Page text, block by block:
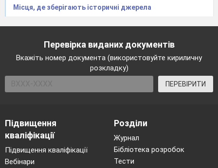
Місця, де зберігають історичні джерела
Перевірка виданих документів
Вкажіть номер документа (використовуйте кириличну
розкладку)
ПЕРЕВІРИТИ
Підвищення
кваліфікації
Підвищення кваліфікації
Вебінари
Розділи
Журнал
Бібліотека розробок
Тести